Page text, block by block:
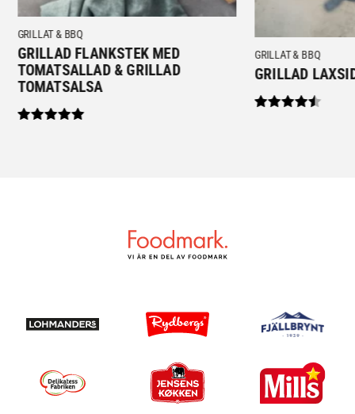
GRILLAT & BBQ
GRILLAD FLANKSTEK MED
TOMATSALLAD & GRILLAD
TOMATSALSA
GRILLAT & BBQ
GRILLAD